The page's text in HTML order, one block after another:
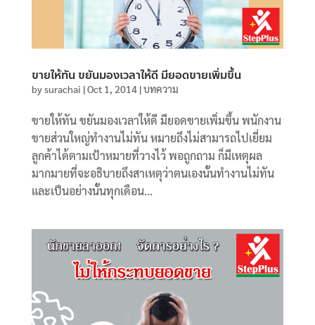
ขายให้ทัน ขยันมองเวลาให้ดี มียอดขายเพิ่มขึ้น
bysurachai |Oct 1, 2014|บทความ
ขายให้ทัน ขยันมองเวลาให้ดี มียอดขายเพิ่มขึ้น พนักงาน
ขายส่วนใหญ่ทำงานไม่ทัน หมายถึงไม่สามารถไปเยี่ยม
ลูกค้าได้ตามเป้าหมายที่วางไว้ พอถูกถาม ก็มีเหตุผล
มากมายที่จะอธิบายถึงสาเหตุว่าตนเองนั้นทำงานไม่ทัน
และเป็นอย่างนั้นทุกเดือน...